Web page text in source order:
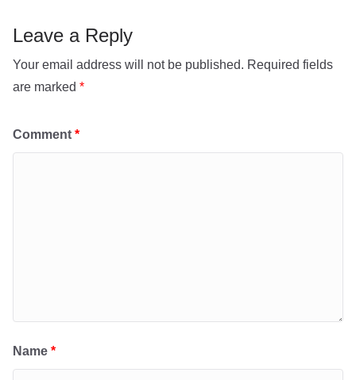
Leave a Reply
Your email address will not be published. Required fields
are marked *
Comment *
Name *